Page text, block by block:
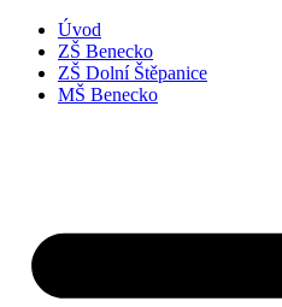
Úvod
ZŠ Benecko
ZŠ Dolní Štěpanice
MŠ Benecko